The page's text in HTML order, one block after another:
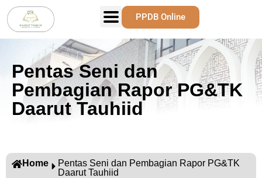
PPDB Online
Pentas Seni dan
Pembagian Rapor PG&TK
Daarut Tauhiid
Home
Pentas Seni dan Pembagian Rapor PG&TK
Daarut Tauhiid